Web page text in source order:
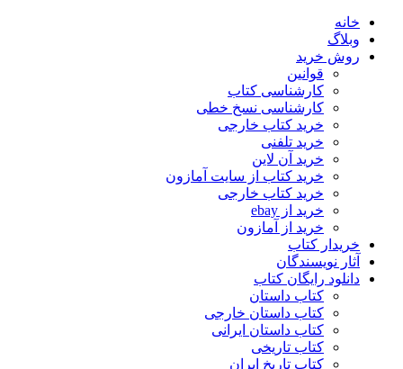
خانه
وبلاگ
روش خرید
قوانین
کارشناسی کتاب
کارشناسی نسخ خطی
خرید کتاب خارجی
خرید تلفنی
خرید آن لاین
خرید کتاب از سایت آمازون
خرید کتاب خارجی
خرید از ebay
خرید از آمازون
خریدار کتاب
آثار نویسندگان
دانلود رایگان کتاب
کتاب داستان
کتاب داستان خارجی
کتاب داستان ایرانی
کتاب تاریخی
کتاب تاریخ ایران